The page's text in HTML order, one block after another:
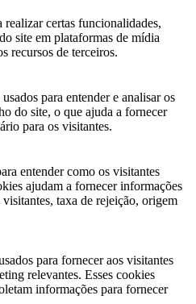
certas funcionalidades,
site em plataformas de mídia
recursos de terceiros.
para entender e analisar os
do site, o que ajuda a fornecer
para os visitantes.
entender como os visitantes
ajudam a fornecer informações
taxa de rejeição, origem
para fornecer aos visitantes
relevantes. Esses cookies
informações para fornecer